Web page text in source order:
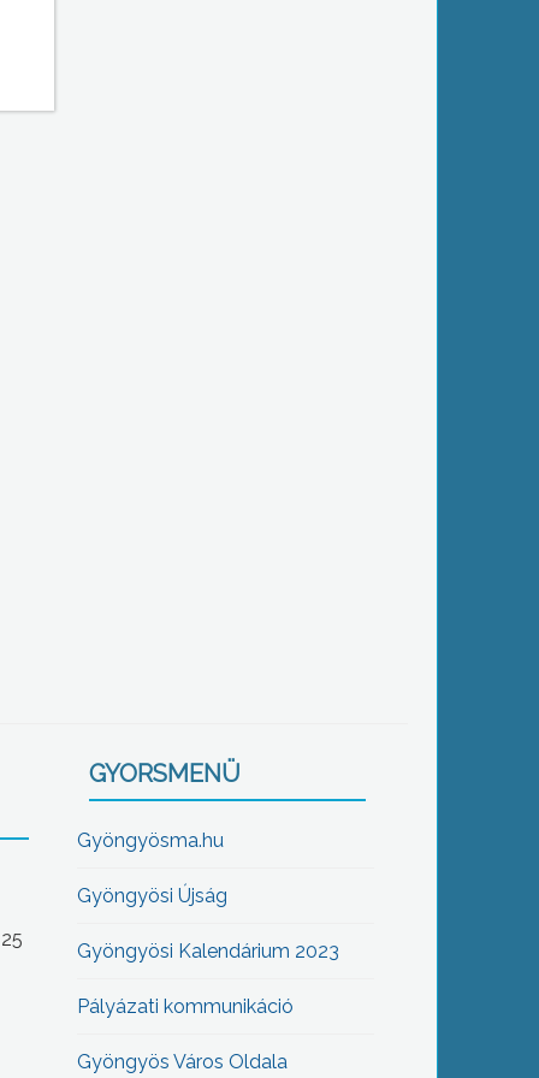
GYORSMENÜ
Gyöngyösma.hu
Gyöngyösi Újság
Gyöngyösi Kalendárium 2023
Pályázati kommunikáció
Gyöngyös Város Oldala